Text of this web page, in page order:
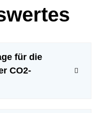
für die
CO2-